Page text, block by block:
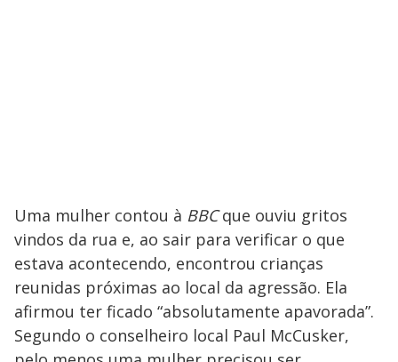
Uma mulher contou à BBCque ouviu gritos
vindos da rua e, ao sair para verificar o que
estava acontecendo, encontrou crianças
reunidas próximas ao local da agressão. Ela
afirmou ter ficado “absolutamente apavorada”.
Segundo o conselheiro local Paul McCusker,